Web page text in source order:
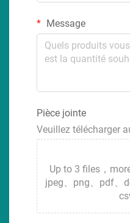
Message
Pièce jointe
Veuillez télécharger
Up to 3 files，
jpeg、png、pdf、